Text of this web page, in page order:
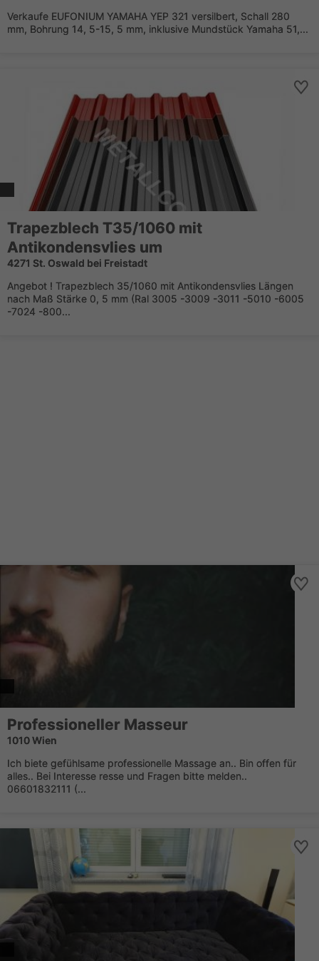
Verkaufe EUFONIUM YAMAHA YEP 321 versilbert, Schall 280
mm, Bohrung 14, 5-15, 5 mm, inklusive Mundstück Yamaha 51,...
Trapezblech T35/1060 mit
Antikondensvlies um
4271 St. Oswald bei Freistadt
Angebot ! Trapezblech 35/1060 mit Antikondensvlies Längen
nach Maß Stärke 0, 5 mm (Ral 3005 -3009 -3011 -5010 -6005
-7024 -800...
Professioneller Masseur
1010 Wien
Ich biete gefühlsame professionelle Massage an.. Bin offen für
alles.. Bei Interesse resse und Fragen bitte melden..
06601832111 (...